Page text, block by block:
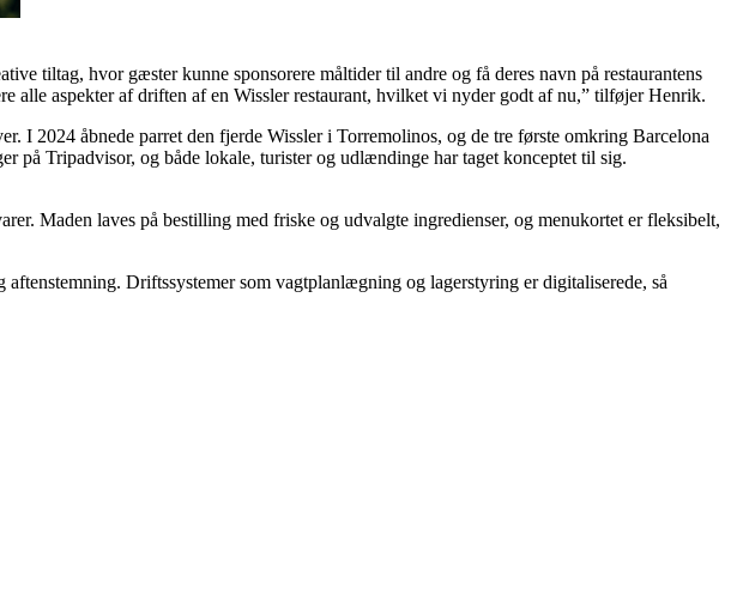
tiltag, hvor gæster kunne sponsorere måltider til andre og få deres navn på restaurantens
alle aspekter af driften af en Wissler restaurant, hvilket vi nyder godt af nu,” tilføjer Henrik.
I 2024 åbnede parret den fjerde Wissler i Torremolinos, og de tre første omkring Barcelona
på Tripadvisor, og både lokale, turister og udlændinge har taget konceptet til sig.
Maden laves på bestilling med friske og udvalgte ingredienser, og menukortet er fleksibelt,
Driftssystemer som vagtplanlægning og lagerstyring er digitaliserede, så